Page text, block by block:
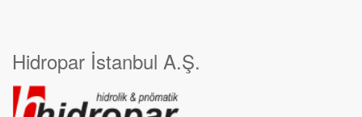
Hidropar İstanbul A.Ş.